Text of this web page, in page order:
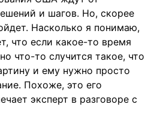
и шагов. Но, скорее
Насколько я понимаю,
что если какое-то время
что-то случится такое, что
и ему нужно просто
Похоже, это его
эксперт в разговоре с